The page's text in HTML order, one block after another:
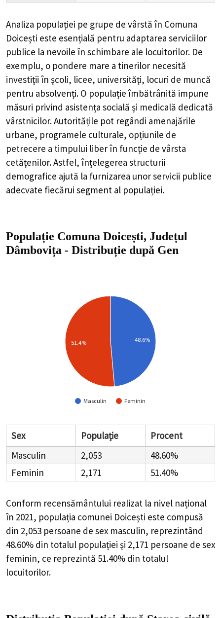
Analiza populației pe grupe de vârstă în Comuna
Doicești este esențială pentru adaptarea serviciilor
publice la nevoile în schimbare ale locuitorilor. De
exemplu, o pondere mare a tinerilor necesită
investiții în școli, licee, universități, locuri de muncă
pentru absolvenți. O populație îmbătrânită impune
măsuri privind asistența socială și medicală dedicată
vârstnicilor. Autoritățile pot regândi amenajările
urbane, programele culturale, opțiunile de
petrecere a timpului liber în funcție de vârsta
cetățenilor. Astfel, înțelegerea structurii
demografice ajută la furnizarea unor servicii publice
adecvate fiecărui segment al populației.
Populație Comuna Doicești, Județul
Dâmbovița - Distribuție după Gen
Masculin Feminin
48.6%
51.4%
Sex Populație
Procent
Masculin
2,053
48.60%
Feminin
2,171 51.40%
Conform recensământului realizat la nivel național
în 2021, populația comunei Doicești este compusă
din 2,053 persoane de sex masculin, reprezintând
48.60% din totalul populației și 2,171 persoane de sex
feminin, ce reprezintă 51.40% din totalul
locuitorilor.